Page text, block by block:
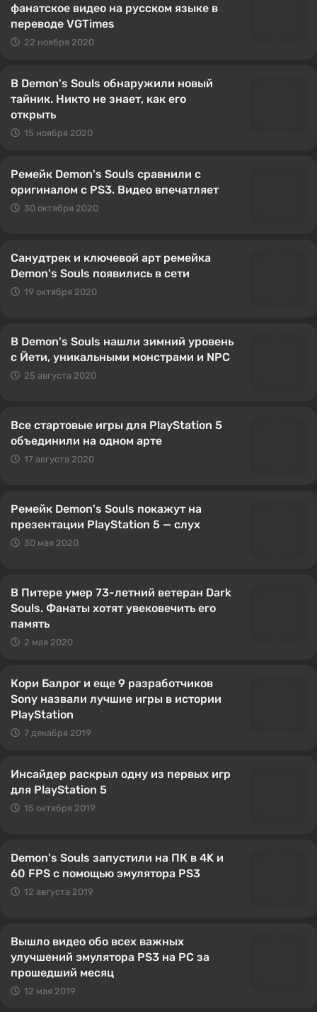
фанатское видео на русском языке в
переводе VGTimes
22 ноября 2020
В Demon's Souls обнаружили новый
тайник. Никто не знает, как его
открыть
15 ноября 2020
Ремейк Demon's Souls сравнили с
оригиналом с PS3. Видео впечатляет
30 октября 2020
Санудтрек и ключевой арт ремейка
Demon's Souls появились в сети
19 октября 2020
В Demon's Souls нашли зимний уровень
с Йети, уникальными монстрами и NPC
25 августа 2020
Все стартовые игры для PlayStation 5
объединили на одном арте
17 августа 2020
Ремейк Demon's Souls покажут на
презентации PlayStation 5 — слух
30 мая 2020
В Питере умер 73-летний ветеран Dark
Souls. Фанаты хотят увековечить его
память
2 мая 2020
Кори Балрог и еще 9 разработчиков
Sony назвали лучшие игры в истории
PlayStation
7 декабря 2019
Инсайдер раскрыл одну из первых игр
для PlayStation 5
15 октября 2019
Demon's Souls запустили на ПК в 4K и
60 FPS с помощью эмулятора PS3
12 августа 2019
Вышло видео обо всех важных
улучшений эмулятора PS3 на PC за
прошедший месяц
12 мая 2019